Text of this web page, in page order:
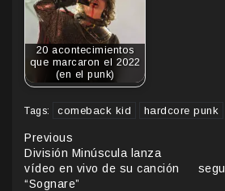
20 acontecimientos
que marcaron el 2022
(en el punk)
Tags: comeback kid hardcore punk
Continue
Reading
Previous
División Minúscula lanza
vídeo en vivo de su canción
“Sognare”